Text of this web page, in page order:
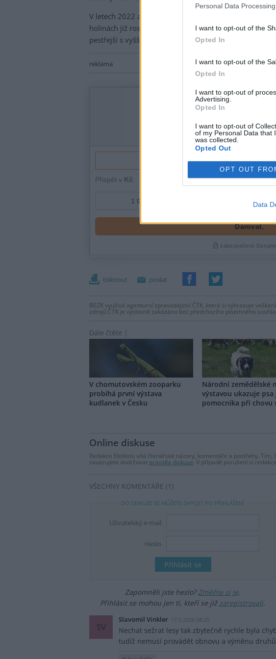
Personal Data
I want to opt-out of the
Opted In
I want to opt-out of the
Opted In
I want to opt-out of
Advertising.
Opted In
I want to opt-out of
of my Personal Data that
was collected.
Opted Out
OPT OUT
Data
V letech 2022 a 2023 se LČR postupně vrátily k
holinách již roste nový les. Nové lesy po kalamitě by
pestřejší s vyšším zastoupením listnatých dřevin.
reklama
tisknout poslat
BEZK využívá agenturní zpravodajství ČTK, která si vyhrazuje
zdrojů ČTK je výslovně zakázáno bez předchozího písemného
Dále čtěte |
V chomutovském zooparku
probíhá první výstava
kudlanek v Česku
Národní zemědělské
výstavou ukazuje psa
pomocníka při chovu
Online diskuse
Redakce Ekolistu vítá čtenářské názory, komentáře a postřehy.
zavazujete dodržovat pravidla diskuse. V případě porušení si
VŠECHNY KOMENTÁŘE (1)
DO DISKUZE SE MŮŽETE ZAPOJIT PO PŘIHLÁŠENÍ
Uživatelský e-mail
Heslo
Zapomněli jste heslo?Změňte si je.
Přihlásit se mohou jen ti, kteří se již zaregistrovali.
SV
Slavomil Vinkler 17.5.2026 08:25
Nechat sežrat lesy tak zbytečně rychle byla
tudíž nemusí provádět obnovu a výměnu